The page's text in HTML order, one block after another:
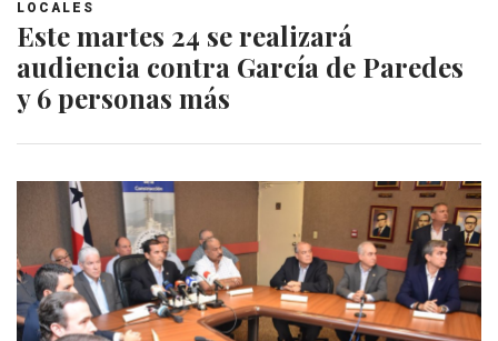
LOCALES
Este martes 24 se realizará
audiencia contra García de Paredes
y 6 personas más